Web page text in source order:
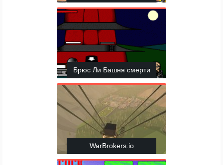
Брюс Ли Башня смерти
WarBrokers.io